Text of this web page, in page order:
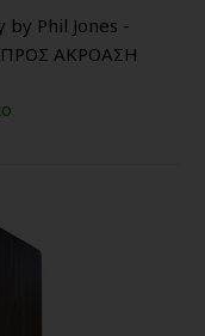
Phil Jones -
ΠΡΟΣ ΑΚΡΟΑΣΗ